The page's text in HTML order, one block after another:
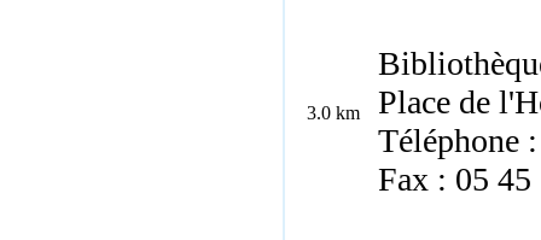
3.0 km
Place de
Téléphone
Fax : 05 45